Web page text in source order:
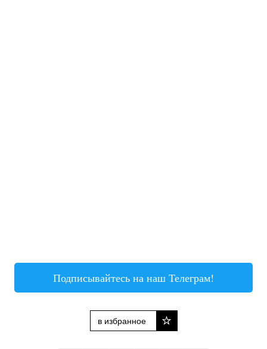
Подписывайтесь на наш Телеграм!
в избранное